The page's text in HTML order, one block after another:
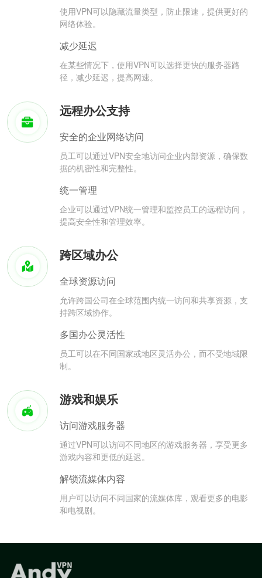
使用VPN可以隐藏流量类型，防止限速，提供更好的
网络体验。
减少延迟
在某些情况下，使用VPN可以选择更快的服务器路
径，减少延迟，提高网速。
远程办公支持
安全的企业网络访问
员工可以通过VPN安全地访问企业内部资源，确保数
据的机密性和完整性。
统一管理
企业可以通过VPN统一管理和监控员工的远程访问，
提高安全性和管理效率。
跨区域办公
全球资源访问
允许跨国公司在全球范围内统一访问和共享资源，支
持跨区域协作。
多国办公灵活性
员工可以在不同国家或地区灵活办公，而不受地域限
制。
游戏和娱乐
访问游戏服务器
通过VPN可以访问不同地区的游戏服务器，享受更多
游戏内容和更低的延迟。
解锁流媒体内容
用户可以访问不同国家的流媒体库，观看更多的电影
和电视剧。